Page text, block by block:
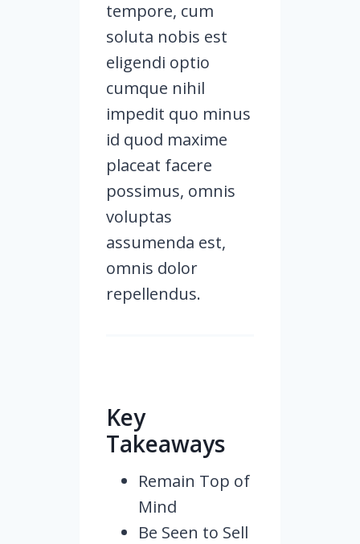
tempore, cum
soluta nobis est
eligendi optio
cumque nihil
impedit quo minus
id quod maxime
placeat facere
possimus, omnis
voluptas
assumenda est,
omnis dolor
repellendus.
Key
Takeaways
Remain Top of
Mind
Be Seen to Sell